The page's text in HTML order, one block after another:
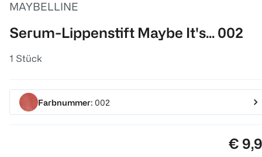
MAYBELLINE
Serum-Lippenstift Maybe It's... 002
1 Stück
Farbnummer: 002
€